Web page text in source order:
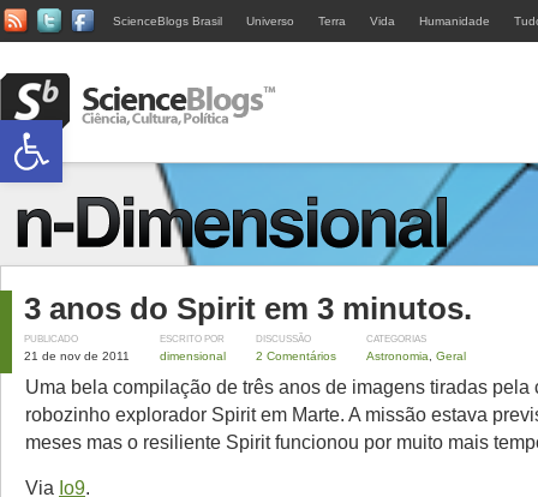
ScienceBlogs Brasil Universo Terra Vida Humanidade
3 anos do Spirit em 3 minutos.
PUBLICADO
21 de nov de 2011
ESCRITO POR
dimensional
DISCUSSÃO
2 Comentários
CATEGORIAS
Astronomia Geral
Uma bela compilação de três anos de imagens tiradas pela
robozinho explorador Spirit em Marte. A missão estava
meses mas o resiliente Spirit funcionou por muito mais
Via Io9.
Abrir a barra de ferramentas